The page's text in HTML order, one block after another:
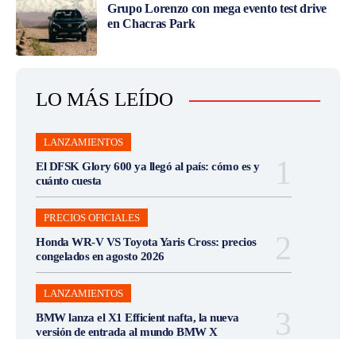
Grupo Lorenzo con mega evento test drive
en Chacras Park
LO MÁS LEÍDO
LANZAMIENTOS
El DFSK Glory 600 ya llegó al país: cómo es y
cuánto cuesta
PRECIOS OFICIALES
Honda WR-V VS Toyota Yaris Cross: precios
congelados en agosto 2026
LANZAMIENTOS
BMW lanza el X1 Efficient nafta, la nueva
versión de entrada al mundo BMW X